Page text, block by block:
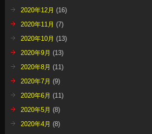
2020年12月 (16)
2020年11月 (7)
2020年10月 (13)
2020年9月 (13)
2020年8月 (11)
2020年7月 (9)
2020年6月 (11)
2020年5月 (8)
2020年4月 (8)